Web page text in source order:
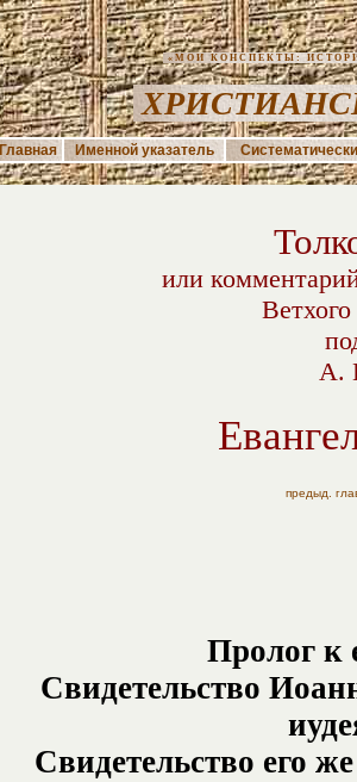
«МОИ КОНСПЕКТЫ:
Главная Именной указатель
или
А.
предыд.
Пролог к
Свидетельство
Свидетельство его